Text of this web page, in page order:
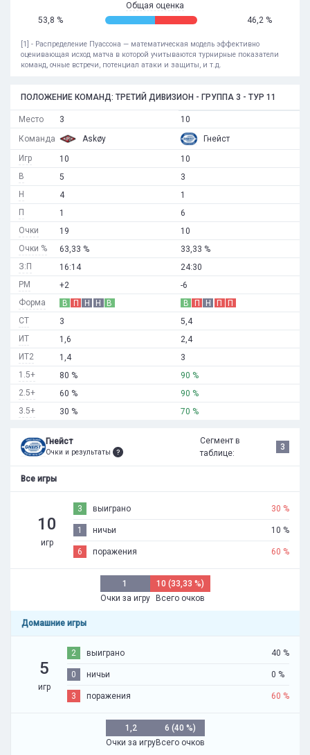
Общая оценка
53,8 %
46,2 %
[1] - Распределение Пуассона — математическая модель эффективно
оценивающая исход матча в которой учитываются турнирные показатели
команд, очные встречи, потенциал атаки и защиты, и т.д.
ПОЛОЖЕНИЕ КОМАНД: ТРЕТИЙ ДИВИЗИОН - ГРУППА 3 - ТУР 11
Место
Команда
Игр
В
Н
П
Очки
Очки %
З:П
РМ
Форма
СТ
ИТ
ИТ2
1.5+
2.5+
3.5+
3
Askøy
10
5
4
1
19
63,33 %
16:14
+2
В
П Н Н
В
3
1,6
1,4
80 %
60 %
30 %
10
Гнейст
10
3
1
6
10
33,33 %
24:30
-6
В
П Н П
П
5,4
2,4
3
90 %
90 %
70 %
Гнейст
Очки и результаты
Сегмент в
таблице:
3
Все игры
10
игр
3 выиграно 30 %
1 ничьи 10 %
6 поражения 60 %
1
Очки за игру
10 (33,33 %)
Всего очков
Домашние игры
5
игр
2 выиграно 40 %
0 ничьи 0 %
3 поражения 60 %
1,2
Очки за игру
6 (40 %)
Всего очков